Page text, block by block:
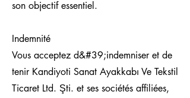
son objectif essentiel.
Indemnité
Vous acceptez d&#39;indemniser et de
tenir Kandiyoti Sanat Ayakkabı Ve Tekstil
Ticaret Ltd. Şti. et ses sociétés affiliées,